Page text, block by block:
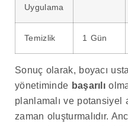
Uygulama
Temizlik 1 Gün
Sonuç olarak, boyacı
yönetiminde başarılı
planlamalı ve potansiyel
zaman oluşturmalıdır.